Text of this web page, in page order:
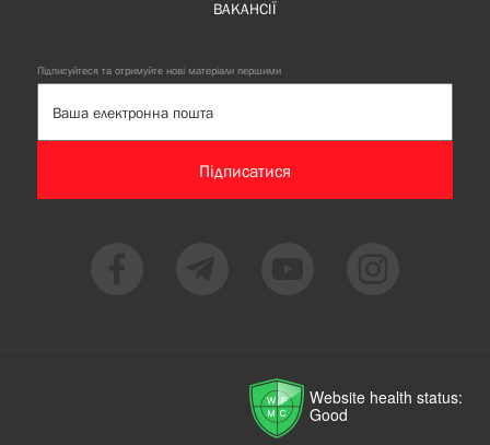
ВАКАНСІЇ
Підписуйтеся та отримуйте нові матеріали першими
Підписатися
Website health status:
Good